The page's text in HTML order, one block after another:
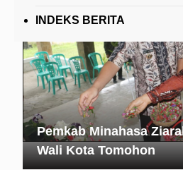
INDEKS BERITA
Pemkab Minahasa
Wali Kota Tomohon